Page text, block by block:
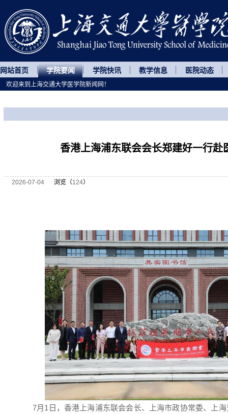
网站首页 学院要闻 学院快讯 教学信息 医院动态
香港上海浦东联会会长郑建好一行赴
2026-07-04 浏览（124）
7月1日，香港上海浦东联会会长、上海市政协常委、上
欢迎来到上海交通大学医学院新闻网！